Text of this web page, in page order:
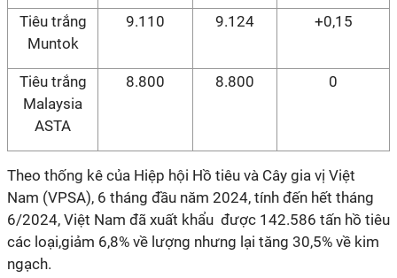
Tiêu trắng
Muntok
9.110 9.124 +0,15
Tiêu trắng
Malaysia
ASTA
8.800 8.800 0
Theo thống kê của Hiệp hội Hồ tiêu và Cây gia vị Việt
Nam (VPSA), 6 tháng đầu năm 2024, tính đến hết tháng
6/2024, Việt Nam đã xuất khẩu được 142.586 tấn hồ tiêu
các loại,giảm 6,8% về lượng nhưng lại tăng 30,5% về kim
ngạch.